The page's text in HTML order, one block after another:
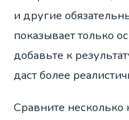
и другие
показывает только
добавьте к
даст более
Сравните несколько